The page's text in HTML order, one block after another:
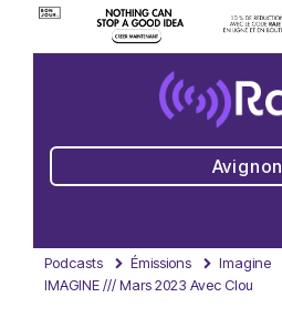
Avignon
Podcasts Émissions
Imagine
IMAGINE /// Mars 2023 Avec Clou